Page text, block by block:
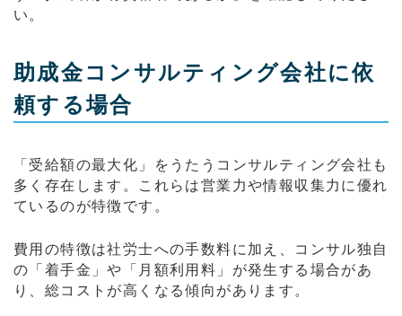
い。
助成金コンサルティング会社に依
頼する場合
「受給額の最大化」をうたうコンサルティング会社も
多く存在します。これらは営業力や情報収集力に優れ
ているのが特徴です。
費用の特徴は社労士への手数料に加え、コンサル独自
の「着手金」や「月額利用料」が発生する場合があ
り、総コストが高くなる傾向があります。